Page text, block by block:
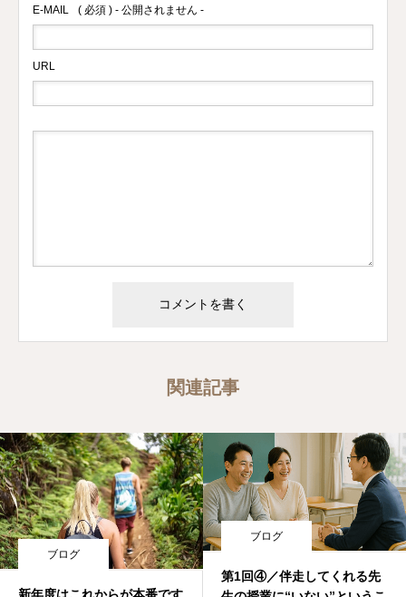
E-MAIL ( 必須 ) - 公開されません -
URL
関連記事
ブログ
ブログ
第1回④／伴走してくれる先